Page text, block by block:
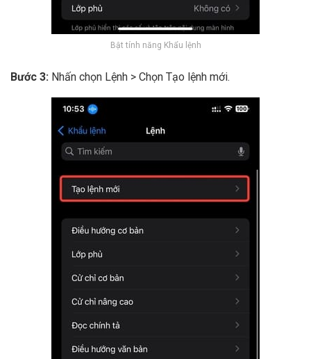
Bật tính năng Khẩu lệnh
Bước 3: Nhấn chọn Lệnh > Chọn Tạo lệnh mới.